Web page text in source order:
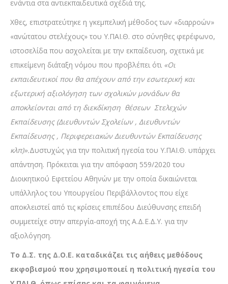
ενάντια στα αντιεκπαιδευτικά σχέδιά της.
Χθες, επιστρατεύτηκε η γκεμπελική μέθοδος των «διαρροών»
«ανώτατου στελέχους» του Υ.ΠΑΙ.Θ. στο σύνηθες φερέφωνο,
ιστοσελίδα που ασχολείται με την εκπαίδευση, σχετικά με
επικείμενη διάταξη νόμου που προβλέπει ότι «Οι
εκπαιδευτικοί που θα απέχουν από την εσωτερική και
εξωτερική αξιολόγηση των σχολικών μονάδων θα
αποκλείονται από τη διεκδίκηση θέσεων Στελεχών
Εκπαίδευσης (Διευθυντών Σχολείων , Διευθυντών
Εκπαίδευσης , Περιφερειακών Διευθυντών Εκπαίδευσης
κλπ)».Δυστυχώς για την πολιτική ηγεσία του Υ.ΠΑΙ.Θ. υπάρχει
απάντηση. Πρόκειται για την απόφαση 559/2020 του
Διοικητικού Εφετείου Αθηνών με την οποία δικαιώνεται
υπάλληλος του Υπουργείου Περιβάλλοντος που είχε
αποκλειστεί από τις κρίσεις επιπέδου Διεύθυνσης επειδή
συμμετείχε στην απεργία-αποχή της Α.Δ.Ε.Δ.Υ. για την
αξιολόγηση.
Το Δ.Σ. της Δ.Ο.Ε. καταδικάζει τις αήθεις μεθόδους
εκφοβισμού που χρησιμοποιεί η πολιτική ηγεσία του